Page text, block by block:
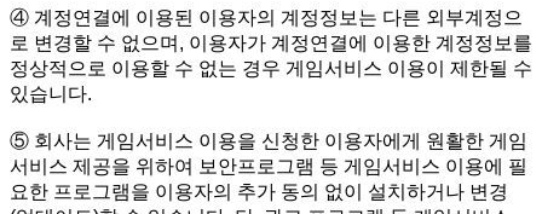
④ 계정연결에 이용된 이용자의 계정정보는 다른 외부계정으
로 변경할 수 없으며, 이용자가 계정연결에 이용한 계정정보를
정상적으로 이용할 수 없는 경우 게임서비스 이용이 제한될 수
있습니다.
⑤ 회사는 게임서비스 이용을 신청한 이용자에게 원활한 게임
서비스 제공을 위하여 보안프로그램 등 게임서비스 이용에 필
요한 프로그램을 이용자의 추가 동의 없이 설치하거나 변경